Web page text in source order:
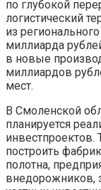
по глубокой
логистический
из
миллиарда
в новые
миллиардов
мест.
В Смоленской
планируется
инвестпроектов.
построить
полотна,
внедорожников,